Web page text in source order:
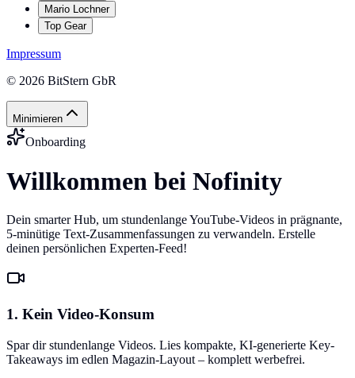
Mario Lochner
Top Gear
Impressum
© 2026 BitStern GbR
Minimieren
Onboarding
Willkommen bei Nofinity
Dein smarter Hub, um stundenlange YouTube-Videos in prägnante,
5-minütige Text-Zusammenfassungen zu verwandeln. Erstelle
deinen persönlichen Experten-Feed!
1. Kein Video-Konsum
Spar dir stundenlange Videos. Lies kompakte, KI-generierte Key-
Takeaways im edlen Magazin-Layout – komplett werbefrei.